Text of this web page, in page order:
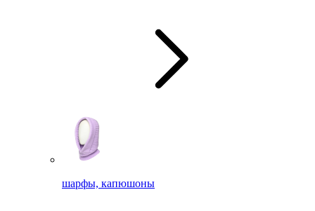
шарфы, капюшоны